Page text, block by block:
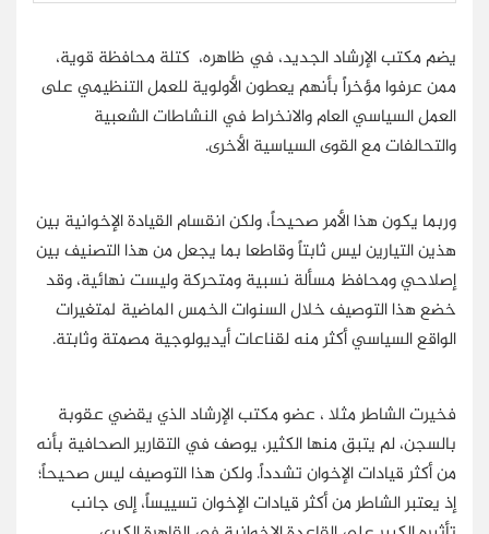
يضم مكتب الإرشاد الجديد، في ظاهره، كتلة محافظة قوية،
ممن عرفوا مؤخراً بأنهم يعطون الأولوية للعمل التنظيمي على
العمل السياسي العام والانخراط في النشاطات الشعبية
والتحالفات مع القوى السياسية الأخرى.
وربما يكون هذا الأمر صحيحاً، ولكن انقسام القيادة الإخوانية بين
هذين التيارين ليس ثابتاً وقاطعا بما يجعل من هذا التصنيف بين
إصلاحي ومحافظ مسألة نسبية ومتحركة وليست نهائية، وقد
خضع هذا التوصيف خلال السنوات الخمس الماضية لمتغيرات
الواقع السياسي أكثر منه لقناعات أيديولوجية مصمتة وثابتة.
فخيرت الشاطر مثلا ، عضو مكتب الإرشاد الذي يقضي عقوبة
بالسجن، لم يتبق منها الكثير، يوصف في التقارير الصحافية بأنه
من أكثر قيادات الإخوان تشدداً. ولكن هذا التوصيف ليس صحيحاً؛
إذ يعتبر الشاطر من أكثر قيادات الإخوان تسييساً، إلى جانب